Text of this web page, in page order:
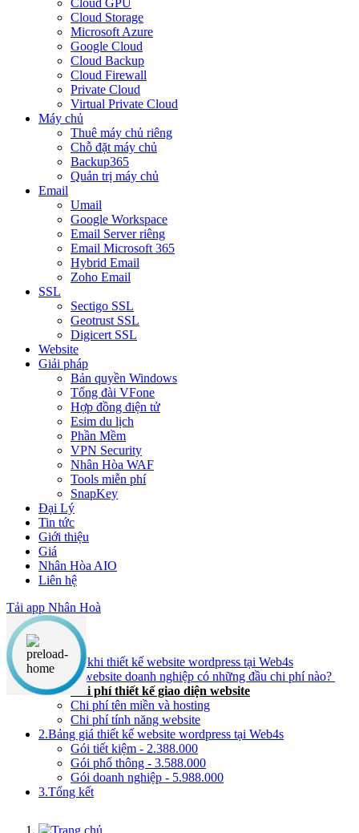
Cloud GPU
Cloud Storage
Microsoft Azure
Google Cloud
Cloud Backup
Cloud Firewall
Private Cloud
Virtual Private Cloud
Máy chủ
Thuê máy chủ riêng
Chỗ đặt máy chủ
Backup365
Quản trị máy chủ
Email
Umail
Google Workspace
Email Server riêng
Email Microsoft 365
Hybrid Email
Zoho Email
SSL
Sectigo SSL
Geotrust SSL
Digicert SSL
Website
Giải pháp
Bản quyền Windows
Tổng đài VFone
Hợp đồng điện tử
Esim du lịch
Phần Mềm
VPN Security
Nhân Hòa WAF
Tools miễn phí
SnapKey
Đại Lý
Tin tức
Giới thiệu
Giá
Nhân Hòa AIO
Liên hệ
Tải app Nhân Hoà
Nội dung chính
1.Lợi ích khi thiết kế website wordpress tại Web4s
Thiết kế website doanh nghiệp có những đầu chi phí nào?
Chi phí thiết kế giao diện website
Chi phí tên miền và hosting
Chi phí tính năng website
2.Bảng giá thiết kế website wordpress tại Web4s
Gói tiết kiệm - 2.388.000
Gói phổ thông - 3.588.000
Gói doanh nghiệp - 5.988.000
3.Tổng kết